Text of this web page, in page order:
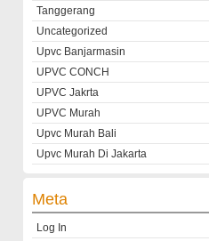
Tanggerang
Uncategorized
Upvc Banjarmasin
UPVC CONCH
UPVC Jakrta
UPVC Murah
Upvc Murah Bali
Upvc Murah Di Jakarta
Meta
Log In